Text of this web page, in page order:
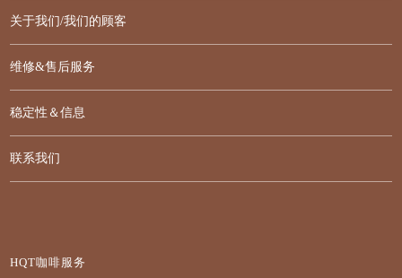
关于我们/我们的顾客
维修&售后服务
稳定性＆信息
联系我们
HQT咖啡服务